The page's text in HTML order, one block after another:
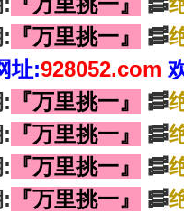
『万里挑一』 🥓
址:928052.com
『万里挑一』 🥓
『万里挑一』 🥓
『万里挑一』 🥓
『万里挑一』 🥓